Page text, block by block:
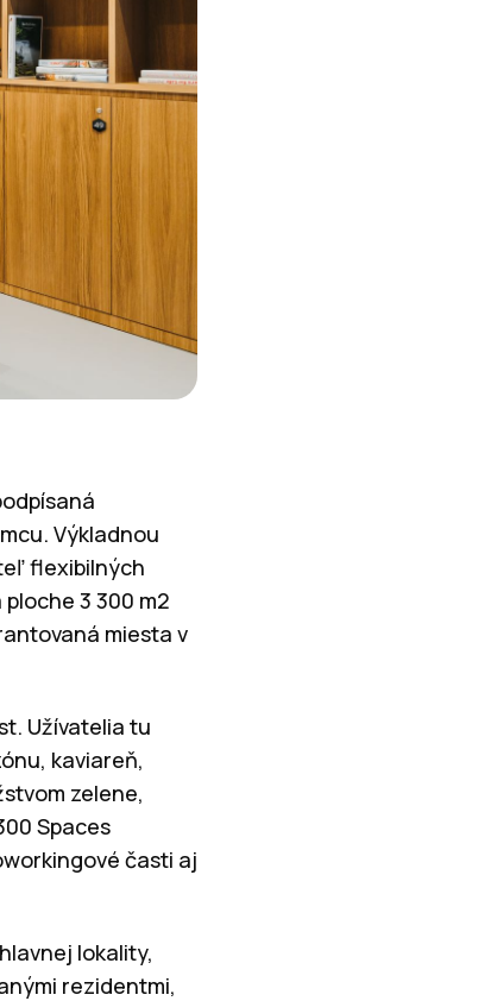
Výkladnou
flexibilných
3 300 m2
miesta v
Užívatelia tu
kaviareň,
zelene,
Spaces
časti aj
lokality,
rezidentmi,